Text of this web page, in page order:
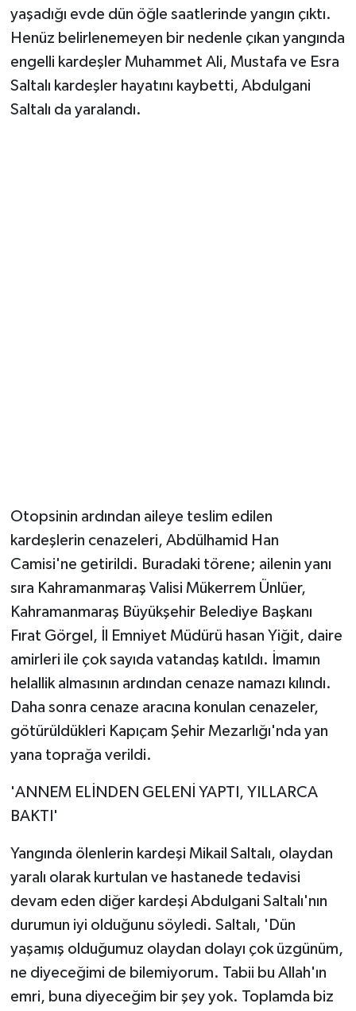
yaşadığı evde dün öğle saatlerinde yangın çıktı.
Henüz belirlenemeyen bir nedenle çıkan yangında
engelli kardeşler Muhammet Ali, Mustafa ve Esra
Saltalı kardeşler hayatını kaybetti, Abdulgani
Saltalı da yaralandı.
Otopsinin ardından aileye teslim edilen
kardeşlerin cenazeleri, Abdülhamid Han
Camisi'ne getirildi. Buradaki törene; ailenin yanı
sıra Kahramanmaraş Valisi Mükerrem Ünlüer,
Kahramanmaraş Büyükşehir Belediye Başkanı
Fırat Görgel, İl Emniyet Müdürü hasan Yiğit, daire
amirleri ile çok sayıda vatandaş katıldı. İmamın
helallik almasının ardından cenaze namazı kılındı.
Daha sonra cenaze aracına konulan cenazeler,
götürüldükleri Kapıçam Şehir Mezarlığı'nda yan
yana toprağa verildi.
'ANNEM ELİNDEN GELENİ YAPTI, YILLARCA
BAKTI'
Yangında ölenlerin kardeşi Mikail Saltalı, olaydan
yaralı olarak kurtulan ve hastanede tedavisi
devam eden diğer kardeşi Abdulgani Saltalı'nın
durumun iyi olduğunu söyledi. Saltalı, 'Dün
yaşamış olduğumuz olaydan dolayı çok üzgünüm,
ne diyeceğimi de bilemiyorum. Tabii bu Allah'ın
emri, buna diyeceğim bir şey yok. Toplamda biz
Spor
Vasıta
Yaşam